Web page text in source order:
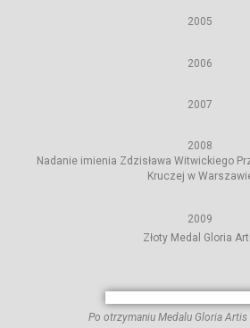
2005
2006
2007
2008
Nadanie imienia Zdzisława Witwickiego
Kruczej w
2009
Złoty Medal Gloria
Po otrzymaniu Medalu Gloria Artis